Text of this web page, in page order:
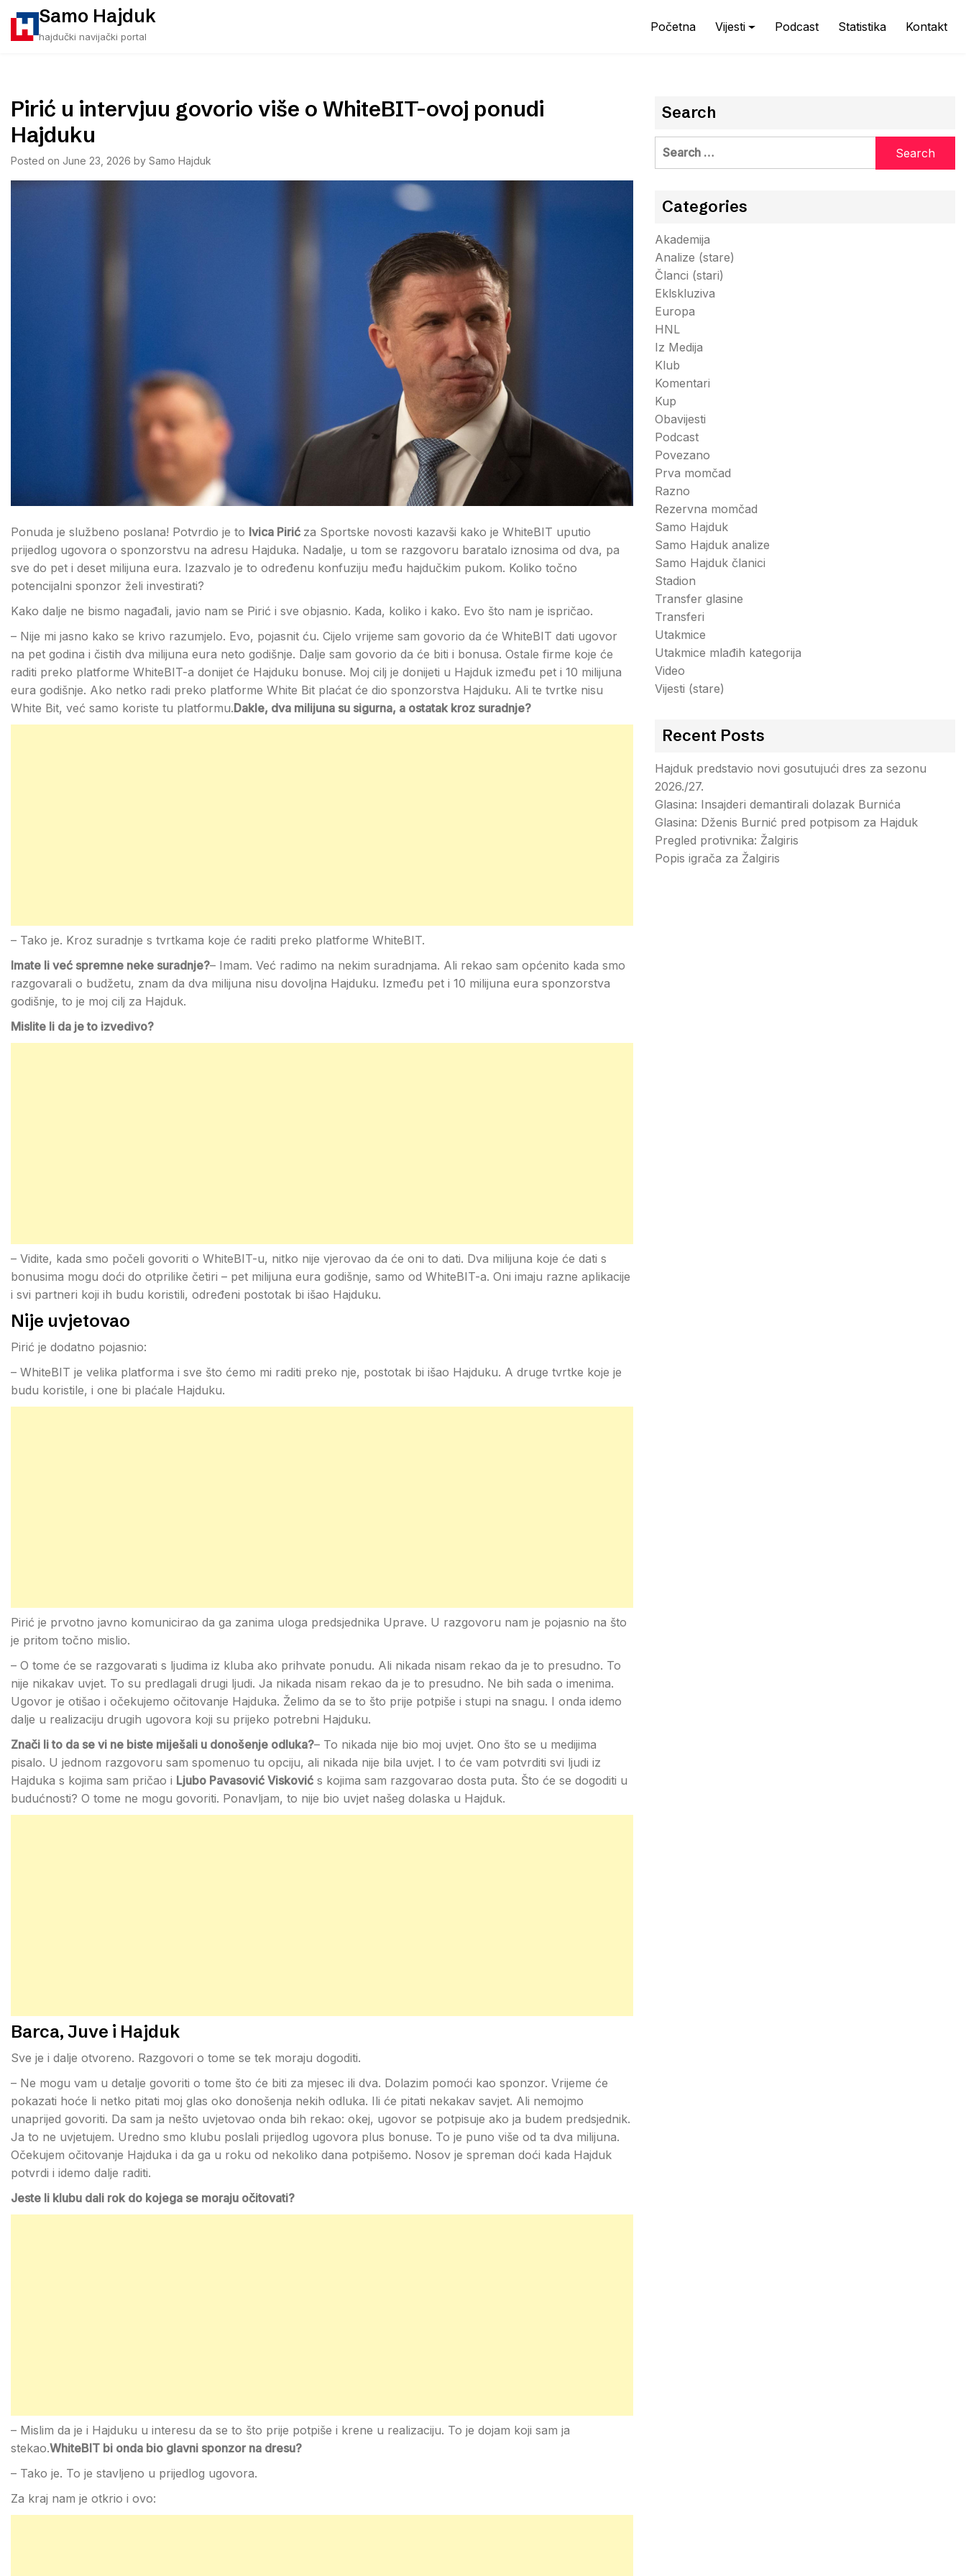
content
Samo Hajduk
hajdučki navijački portal
Početna Vijesti Podcast Statistika Kontakt
Pirić u intervjuu govorio više o WhiteBIT-ovoj ponudi
Hajduku
Posted on June 23, 2026 by Samo Hajduk
Ponuda je službeno poslana! Potvrdio je to Ivica Pirić za Sportske novosti kazavši kako je WhiteBIT uputio
prijedlog ugovora o sponzorstvu na adresu Hajduka. Nadalje, u tom se razgovoru baratalo iznosima od dva, pa
sve do pet i deset milijuna eura. Izazvalo je to određenu konfuziju među hajdučkim pukom. Koliko točno
potencijalni sponzor želi investirati?
Kako dalje ne bismo nagađali, javio nam se Pirić i sve objasnio. Kada, koliko i kako. Evo što nam je ispričao.
– Nije mi jasno kako se krivo razumjelo. Evo, pojasnit ću. Cijelo vrijeme sam govorio da će WhiteBIT dati ugovor
na pet godina i čistih dva milijuna eura neto godišnje. Dalje sam govorio da će biti i bonusa. Ostale firme koje će
raditi preko platforme WhiteBIT-a donijet će Hajduku bonuse. Moj cilj je donijeti u Hajduk između pet i 10 milijuna
eura godišnje. Ako netko radi preko platforme White Bit plaćat će dio sponzorstva Hajduku. Ali te tvrtke nisu
White Bit, već samo koriste tu platformu.Dakle, dva milijuna su sigurna, a ostatak kroz suradnje?
– Tako je. Kroz suradnje s tvrtkama koje će raditi preko platforme WhiteBIT.
Imate li već spremne neke suradnje?– Imam. Već radimo na nekim suradnjama. Ali rekao sam općenito kada smo
razgovarali o budžetu, znam da dva milijuna nisu dovoljna Hajduku. Između pet i 10 milijuna eura sponzorstva
godišnje, to je moj cilj za Hajduk.
Mislite li da je to izvedivo?
– Vidite, kada smo počeli govoriti o WhiteBIT-u, nitko nije vjerovao da će oni to dati. Dva milijuna koje će dati s
bonusima mogu doći do otprilike četiri – pet milijuna eura godišnje, samo od WhiteBIT-a. Oni imaju razne aplikacije
i svi partneri koji ih budu koristili, određeni postotak bi išao Hajduku.
Nije uvjetovao
Pirić je dodatno pojasnio:
– WhiteBIT je velika platforma i sve što ćemo mi raditi preko nje, postotak bi išao Hajduku. A druge tvrtke koje je
budu koristile, i one bi plaćale Hajduku.
Pirić je prvotno javno komunicirao da ga zanima uloga predsjednika Uprave. U razgovoru nam je pojasnio na što
je pritom točno mislio.
– O tome će se razgovarati s ljudima iz kluba ako prihvate ponudu. Ali nikada nisam rekao da je to presudno. To
nije nikakav uvjet. To su predlagali drugi ljudi. Ja nikada nisam rekao da je to presudno. Ne bih sada o imenima.
Ugovor je otišao i očekujemo očitovanje Hajduka. Želimo da se to što prije potpiše i stupi na snagu. I onda idemo
dalje u realizaciju drugih ugovora koji su prijeko potrebni Hajduku.
Znači li to da se vi ne biste miješali u donošenje odluka?– To nikada nije bio moj uvjet. Ono što se u medijima
pisalo. U jednom razgovoru sam spomenuo tu opciju, ali nikada nije bila uvjet. I to će vam potvrditi svi ljudi iz
Hajduka s kojima sam pričao i Ljubo Pavasović Visković s kojima sam razgovarao dosta puta. Što će se dogoditi u
budućnosti? O tome ne mogu govoriti. Ponavljam, to nije bio uvjet našeg dolaska u Hajduk.
Barca, Juve i Hajduk
Sve je i dalje otvoreno. Razgovori o tome se tek moraju dogoditi.
– Ne mogu vam u detalje govoriti o tome što će biti za mjesec ili dva. Dolazim pomoći kao sponzor. Vrijeme će
pokazati hoće li netko pitati moj glas oko donošenja nekih odluka. Ili će pitati nekakav savjet. Ali nemojmo
unaprijed govoriti. Da sam ja nešto uvjetovao onda bih rekao: okej, ugovor se potpisuje ako ja budem predsjednik.
Ja to ne uvjetujem. Uredno smo klubu poslali prijedlog ugovora plus bonuse. To je puno više od ta dva milijuna.
Očekujem očitovanje Hajduka i da ga u roku od nekoliko dana potpišemo. Nosov je spreman doći kada Hajduk
potvrdi i idemo dalje raditi.
Jeste li klubu dali rok do kojega se moraju očitovati?
– Mislim da je i Hajduku u interesu da se to što prije potpiše i krene u realizaciju. To je dojam koji sam ja
stekao.WhiteBIT bi onda bio glavni sponzor na dresu?
– Tako je. To je stavljeno u prijedlog ugovora.
Za kraj nam je otkrio i ovo:
Search
Search
Categories
Akademija
Analize (stare)
Članci (stari)
Eklskluziva
Europa
HNL
Iz Medija
Klub
Komentari
Kup
Obavijesti
Podcast
Povezano
Prva momčad
Razno
Rezervna momčad
Samo Hajduk
Samo Hajduk analize
Samo Hajduk članici
Stadion
Transfer glasine
Transferi
Utakmice
Utakmice mlađih kategorija
Video
Vijesti (stare)
Recent Posts
Hajduk predstavio novi gosutujući dres za sezonu
2026./27.
Glasina: Insajderi demantirali dolazak Burnića
Glasina: Dženis Burnić pred potpisom za Hajduk
Pregled protivnika: Žalgiris
Popis igrača za Žalgiris